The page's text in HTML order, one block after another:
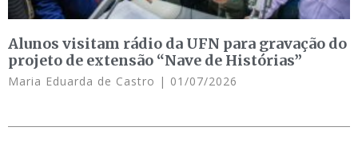
Alunos visitam rádio da UFN para gravação do
projeto de extensão “Nave de Histórias”
Maria Eduarda de Castro 01/07/2026